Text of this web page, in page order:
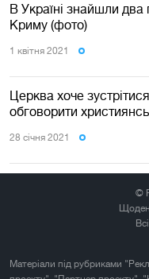
В Україні знайшли два
Криму (фото)
1 квiтня 2021
Церква хоче
обговорити
28 сiчня 2021
©
Матеріали під рубриками